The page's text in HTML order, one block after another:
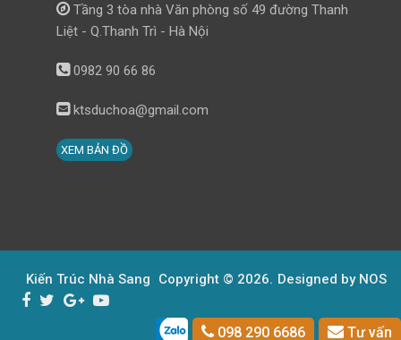
Tầng 3 tòa nhà Văn phòng số 49 đường Thanh
Liệt - Q.Thanh Trì - Hà Nội
0982 90 66 86
ktsduchoa@gmail.com
XEM BẢN ĐỒ
098 290 6686 Tư vấn
Kiến Trúc Nhà Sang Copyright © 2026. Designed by NOS